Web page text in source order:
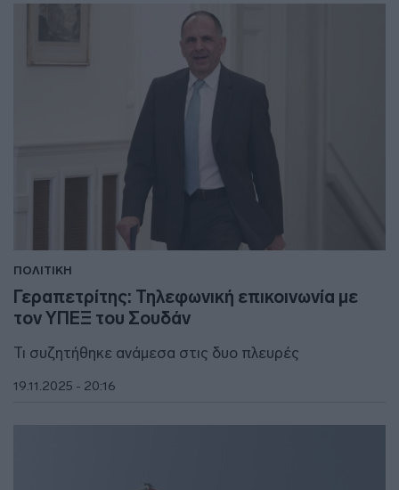
ΠΟΛΙΤΙΚΗ
Γεραπετρίτης: Τηλεφωνική επικοινωνία με
τον ΥΠΕΞ του Σουδάν
Τι συζητήθηκε ανάμεσα στις δυο πλευρές
19.11.2025 - 20:16